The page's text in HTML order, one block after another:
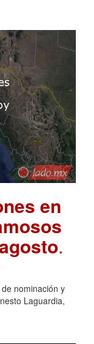
en
.
nominación y
Laguardia,